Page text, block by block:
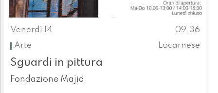
Venerdì 14
09.36
Arte
Locarnese
Sguardi in pittura
Fondazione Majid